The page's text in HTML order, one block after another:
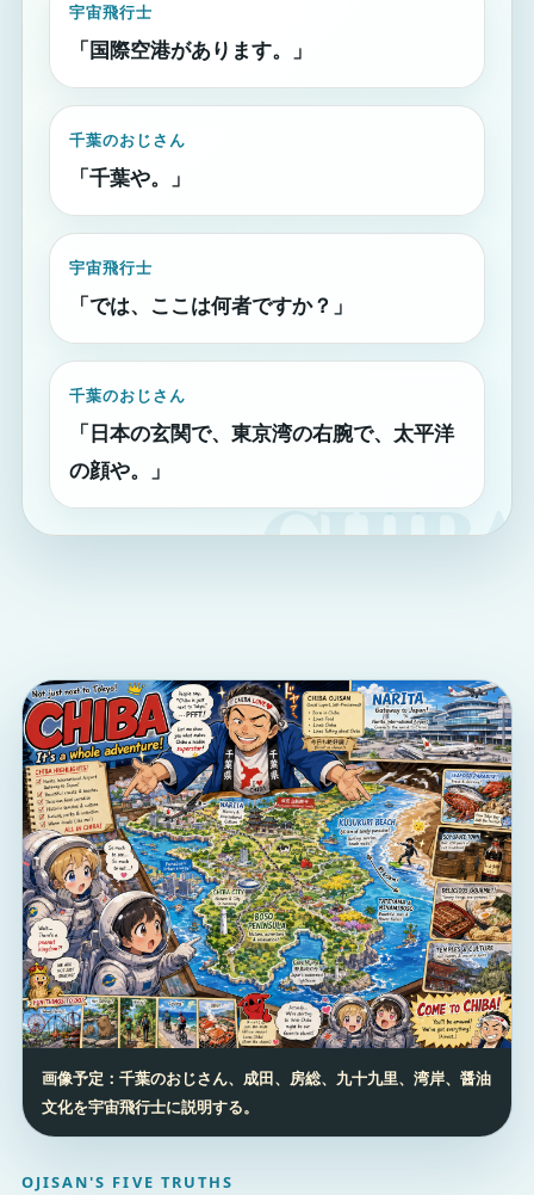
宇宙飛行士
「国際空港があります。」
千葉のおじさん
「千葉や。」
宇宙飛行士
「では、ここは何者ですか？」
千葉のおじさん
「日本の玄関で、東京湾の右腕で、太平洋
の顔や。」
画像予定：千葉のおじさん、成田、房総、九十九里、湾岸、醤油
文化を宇宙飛行士に説明する。
OJISAN'S FIVE TRUTHS